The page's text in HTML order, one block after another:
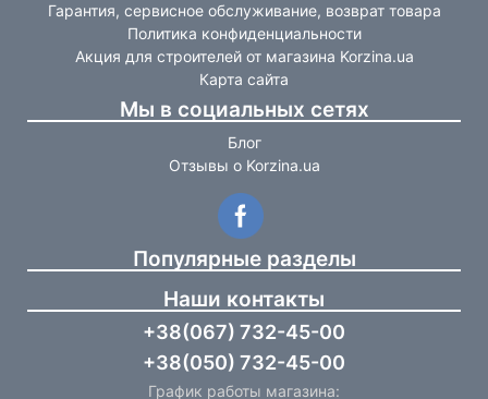
Гарантия, сервисное обслуживание, возврат товара
Политика конфиденциальности
Акция для строителей от магазина Korzina.ua
Карта сайта
Мы в социальных сетях
Блог
Отзывы о Korzina.ua
Популярные разделы
Наши контакты
+38(067) 732-45-00
+38(050) 732-45-00
График работы магазина: